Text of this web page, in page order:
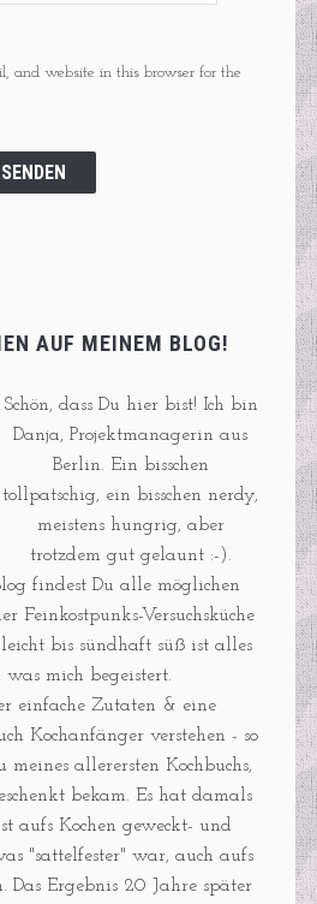
and website in this browser for the
AUF MEINEM BLOG!
Schön, dass Du hier bist! Ich bin
Danja, Projektmanagerin aus
Berlin. Ein bisschen
tollpatschig, ein bisschen nerdy,
meistens hungrig, aber
trotzdem gut gelaunt :-).
findest Du alle möglichen
Feinkostpunks-Versuchsküche
bis sündhaft süß ist alles
was mich begeistert.
einfache Zutaten & eine
Kochanfänger verstehen - so
allerersten Kochbuchs,
bekam. Es hat damals
aufs Kochen geweckt- und
"sattelfester" war, auch aufs
Das Ergebnis 20 Jahre später